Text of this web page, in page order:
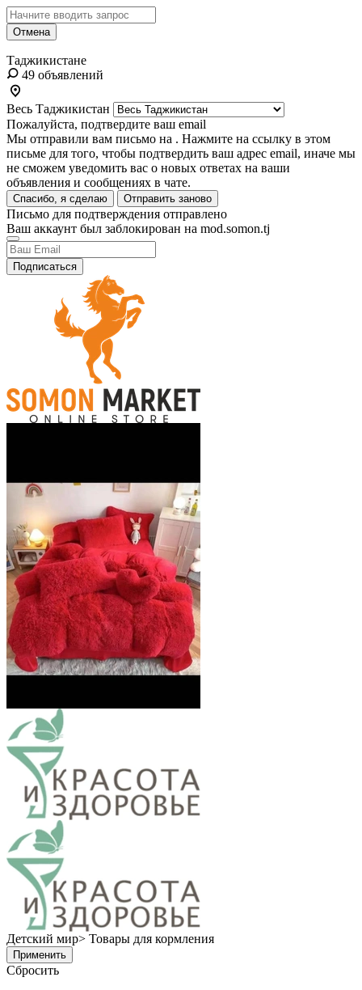
Отмена
Таджикистане
49 объявлений
Весь Таджикистан
Пожалуйста, подтвердите ваш email
Мы отправили вам письмо на . Нажмите на ссылку в этом
письме для того, чтобы подтвердить ваш адрес email, иначе мы
не сможем уведомить вас о новых ответах на ваши
объявления и сообщениях в чате.
Спасибо, я сделаю Отправить заново
Письмо для подтверждения отправлено
Ваш аккаунт был заблокирован на mod.somon.tj
Подписаться
Детский мир> Товары для кормления
Применить
Сбросить